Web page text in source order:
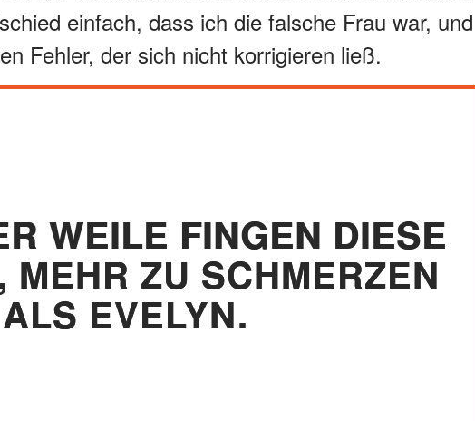
einfach, dass ich die falsche Frau war, und
Fehler, der sich nicht korrigieren ließ.
WEILE FINGEN DIESE
MEHR ZU SCHMERZEN
ALS EVELYN.